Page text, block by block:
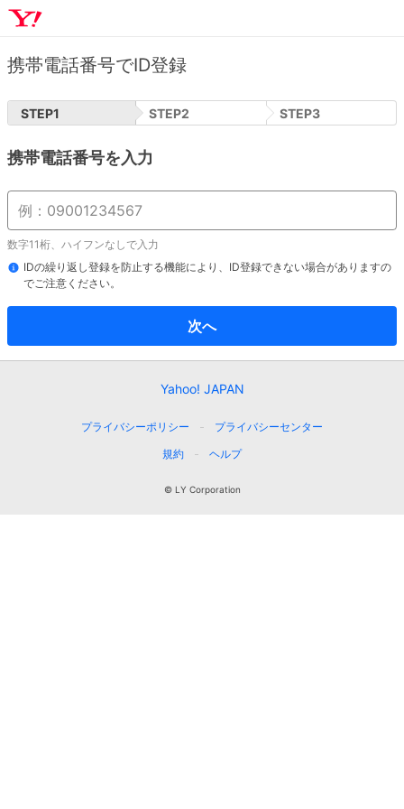
携帯電話番号でID登録
STEP1 STEP2 STEP3
携帯電話番号を入力
数字11桁、ハイフンなしで入力
IDの繰り返し登録を防止する機能により、ID登録できない場合がありますの
でご注意ください。
次へ
Yahoo! JAPAN
プライバシーポリシー
プライバシーセンター
規約
ヘルプ
© LY Corporation